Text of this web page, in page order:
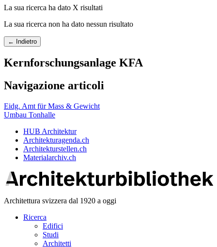
La sua ricerca ha dato X risultati
La sua ricerca non ha dato nessun risultato
← Indietro
Kernforschungsanlage KFA
Navigazione articoli
Eidg. Amt für Mass & Gewicht
Umbau Tonhalle
HUB Architektur
Architekturagenda.ch
Architekturstellen.ch
Materialarchiv.ch
Architettura svizzera dal 1920 a oggi
Ricerca
Edifici
Studi
Architetti